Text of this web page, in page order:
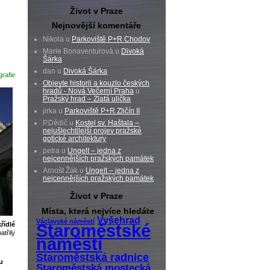
Život v Praze
Nejnovější komentáře
Nikola u Parkoviště P+R Chodov
Marie Bonaventurová u Divoká
Šárka
dan u Divoká Šárka
Objevte historii a kouzlo českých
hradů - Nová Večerní Praha u
Pražský hrad – Zlatá ulička
jirka u Parkoviště P+R Zličín II
P.Dědič u Kostel sv. Haštala –
nejušlechtilejší projev pražské
gotické architektury
petra u Ungelt – jedna z
nejcennějších pražských památek
Arnošt Žák u Ungelt – jedna z
nejcennějších pražských památek
Život v Praze
Místa, která nejvíce hledáte
Václavské náměstí Vyšehrad
Staroměstské
náměstí
Staroměstská radnice